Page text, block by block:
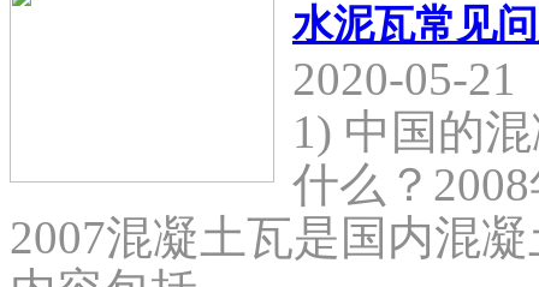
水泥瓦常见
2020-05-21
1) 中国的
什么？
2007混凝土瓦是国内混